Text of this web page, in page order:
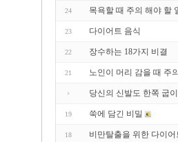
24 목욕할 때 주의 해야 할
23 다이어트 음식
22 장수하는 18가지 비결
21 노인이 머리 감을 때 주
당신의 신발도 한쪽 굽
19 쑥에 담긴 비밀
18 비만탈출을 위한 다이